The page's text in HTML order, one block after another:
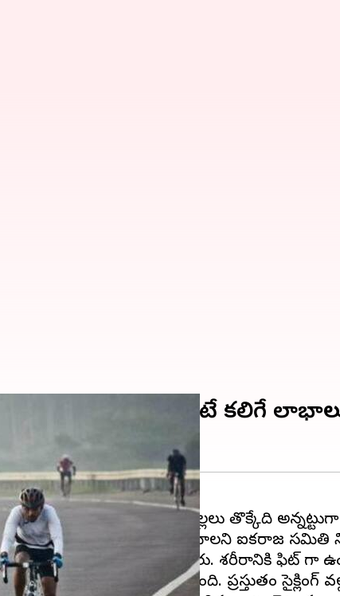
రొటీన్ లో చేర్చుకుంటే కలిగే
లేదు. సైకిల్ అంటే చిన్నపిల్లలు తొక్కేది అన్నట్టుగా
సైకిల్ దినోత్సవాన్ని జరుపుకోవాలని ఐక్యరాజ్య సమితి
ఈరోజును జరుపుతున్నారు. శరీరానికి ఫిట్ గా
సైక్లింగ్ సాయం చేస్తుంది. ప్రస్తుతం సైక్లింగ్